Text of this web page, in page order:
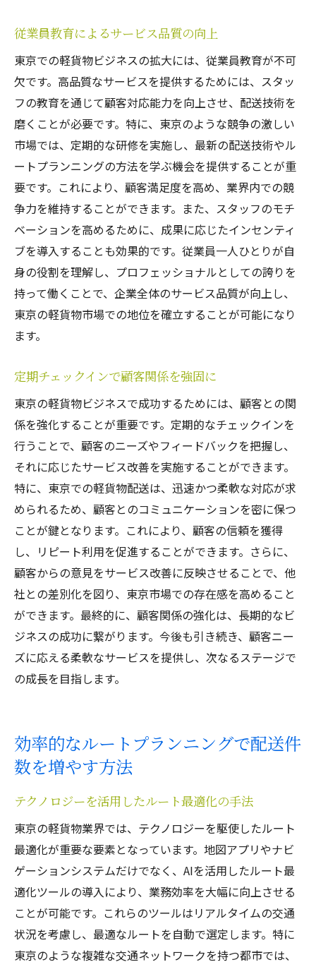
従業員教育によるサービス品質の向上
東京での軽貨物ビジネスの拡大には、従業員教育が不可
欠です。高品質なサービスを提供するためには、スタッ
フの教育を通じて顧客対応能力を向上させ、配送技術を
磨くことが必要です。特に、東京のような競争の激しい
市場では、定期的な研修を実施し、最新の配送技術やル
ートプランニングの方法を学ぶ機会を提供することが重
要です。これにより、顧客満足度を高め、業界内での競
争力を維持することができます。また、スタッフのモチ
ベーションを高めるために、成果に応じたインセンティ
ブを導入することも効果的です。従業員一人ひとりが自
身の役割を理解し、プロフェッショナルとしての誇りを
持って働くことで、企業全体のサービス品質が向上し、
東京の軽貨物市場での地位を確立することが可能になり
ます。
定期チェックインで顧客関係を強固に
東京の軽貨物ビジネスで成功するためには、顧客との関
係を強化することが重要です。定期的なチェックインを
行うことで、顧客のニーズやフィードバックを把握し、
それに応じたサービス改善を実施することができます。
特に、東京での軽貨物配送は、迅速かつ柔軟な対応が求
められるため、顧客とのコミュニケーションを密に保つ
ことが鍵となります。これにより、顧客の信頼を獲得
し、リピート利用を促進することができます。さらに、
顧客からの意見をサービス改善に反映させることで、他
社との差別化を図り、東京市場での存在感を高めること
ができます。最終的に、顧客関係の強化は、長期的なビ
ジネスの成功に繋がります。今後も引き続き、顧客ニー
ズに応える柔軟なサービスを提供し、次なるステージで
の成長を目指します。
効率的なルートプランニングで配送件
数を増やす方法
テクノロジーを活用したルート最適化の手法
東京の軽貨物業界では、テクノロジーを駆使したルート
最適化が重要な要素となっています。地図アプリやナビ
ゲーションシステムだけでなく、AIを活用したルート最
適化ツールの導入により、業務効率を大幅に向上させる
ことが可能です。これらのツールはリアルタイムの交通
状況を考慮し、最適なルートを自動で選定します。特に
東京のような複雑な交通ネットワークを持つ都市では、